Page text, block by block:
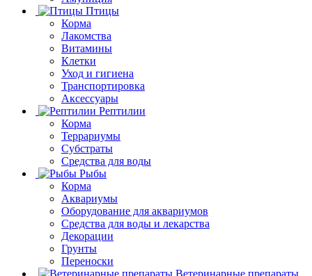
Птицы
Корма
Лакомства
Витамины
Клетки
Уход и гигиена
Транспортировка
Аксессуары
Рептилии
Корма
Террариумы
Субстраты
Средства для воды
Рыбы
Корма
Аквариумы
Оборудование для аквариумов
Средства для воды и лекарства
Декорации
Грунты
Переноски
Ветеринарные препараты